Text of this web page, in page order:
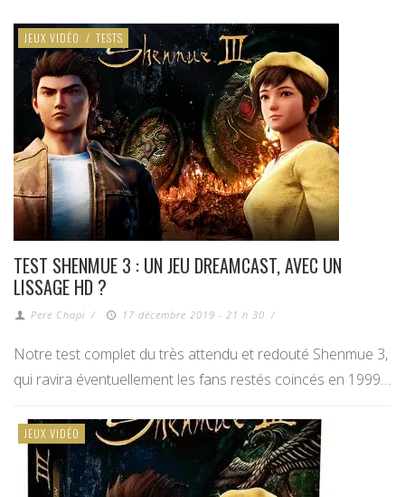
JEUX VIDÉO / TESTS
TEST SHENMUE 3 : UN JEU DREAMCAST, AVEC UN
LISSAGE HD ?
Pere Chapi / 17 décembre 2019 - 21 h 30 /
Notre test complet du très attendu et redouté Shenmue 3,
qui ravira éventuellement les fans restés coincés en 1999…
JEUX VIDÉO